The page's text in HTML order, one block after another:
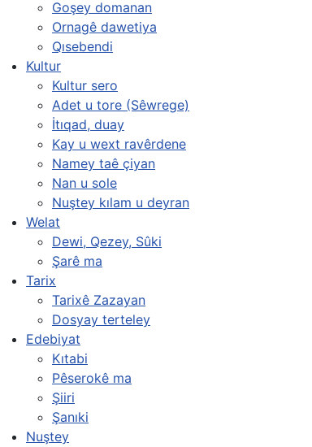
Goşey domanan
Ornagê dawetiya
Qısebendi
Kultur
Kultur sero
Adet u tore (Sêwrege)
İtıqad, duay
Kay u wext ravêrdene
Namey taê çiyan
Nan u sole
Nuştey kılam u deyran
Welat
Dewi, Qezey, Sûki
Şarê ma
Tarix
Tarixê Zazayan
Dosyay terteley
Edebiyat
Kıtabi
Pêserokê ma
Şiiri
Şanıki
Nuştey